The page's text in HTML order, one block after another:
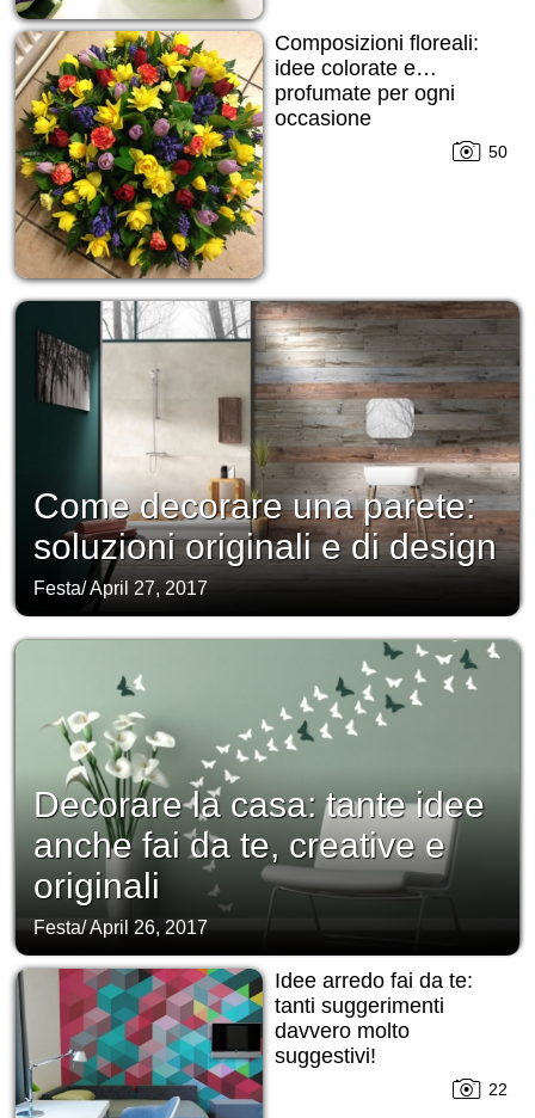
Composizioni floreali:
idee colorate e…
profumate per ogni
occasione
50
Come decorare una parete:
soluzioni originali e di design
Festa/April 27, 2017
Decorare la casa: tante idee
anche fai da te, creative e
originali
Festa/April 26, 2017
Idee arredo fai da te:
tanti suggerimenti
davvero molto
suggestivi!
22